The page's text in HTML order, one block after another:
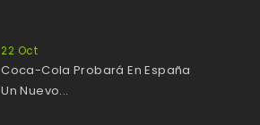
22 Oct
Coca-Cola Probará En España
Un Nuevo...